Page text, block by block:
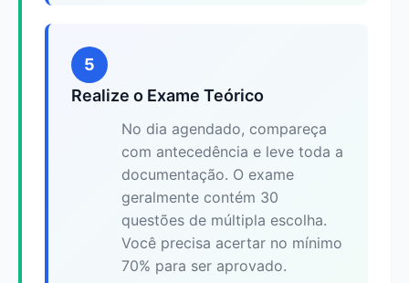
5
Realize o Exame Teórico
No dia agendado, compareça
com antecedência e leve toda a
documentação. O exame
geralmente contém 30
questões de múltipla escolha.
Você precisa acertar no mínimo
70% para ser aprovado.